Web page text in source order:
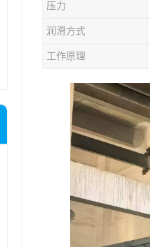
压力
润滑方式
工作原理